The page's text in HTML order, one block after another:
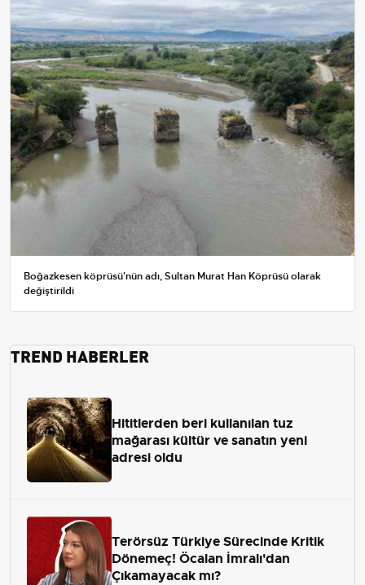
Boğazkesen köprüsü'nün adı, Sultan Murat Han Köprüsü olarak
değiştirildi
TREND HABERLER
Hititlerden beri kullanılan tuz
mağarası kültür ve sanatın yeni
adresi oldu
Terörsüz Türkiye Sürecinde Kritik
Dönemeç! Öcalan İmralı'dan
Çıkamayacak mı?